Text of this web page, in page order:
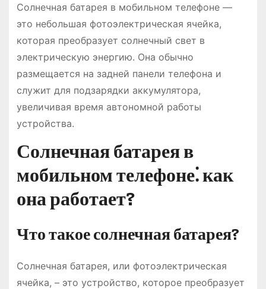
Солнечная батарея в мобильном телефоне —
это небольшая фотоэлектрическая ячейка,
которая преобразует солнечный свет в
электрическую энергию. Она обычно
размещается на задней панели телефона и
служит для подзарядки аккумулятора,
увеличивая время автономной работы
устройства.
Солнечная батарея в
мобильном телефоне⁚ как
она работает?
Что такое солнечная батарея?
Солнечная батарея, или фотоэлектрическая
ячейка, – это устройство, которое преобразует